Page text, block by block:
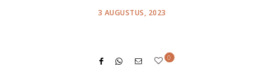
POSTED
3 AUGUSTUS, 2023
0